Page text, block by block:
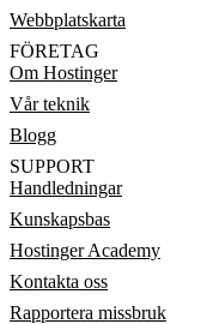
Webbplatskarta
FÖRETAG
Om Hostinger
Vår teknik
Blogg
SUPPORT
Handledningar
Kunskapsbas
Hostinger Academy
Kontakta oss
Rapportera missbruk